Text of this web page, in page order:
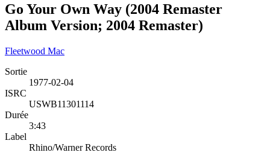
Go Your Own Way (2004 Remaster
Album Version; 2004 Remaster)
Fleetwood Mac
Sortie
1977-02-04
ISRC
USWB11301114
Durée
3:43
Label
Rhino/Warner Records